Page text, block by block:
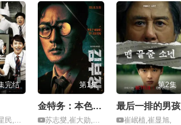
完结
,姜河那
第1集
金特务：本色回归
苏志燮,崔大勋,尹敬浩,金成圭,孙娜恩
第2集
最后一排的男孩
崔岷植,崔显旭,